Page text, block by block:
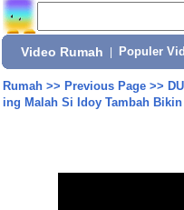
Video Rumah Populer
Rumah>> Previous Page>>
ing Malah Si Idoy Tambah Bikin